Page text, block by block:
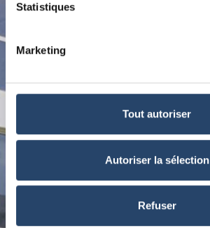
Statistiques
Marketing
Tout autoriser
Autoriser la sélection
Refuser